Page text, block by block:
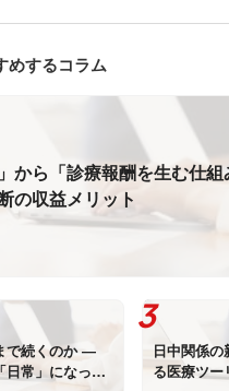
めするコラム
」から「診療報酬を生む仕
の収益メリット
で続くのか ―
日常」になった
日中関係
る医療ツー